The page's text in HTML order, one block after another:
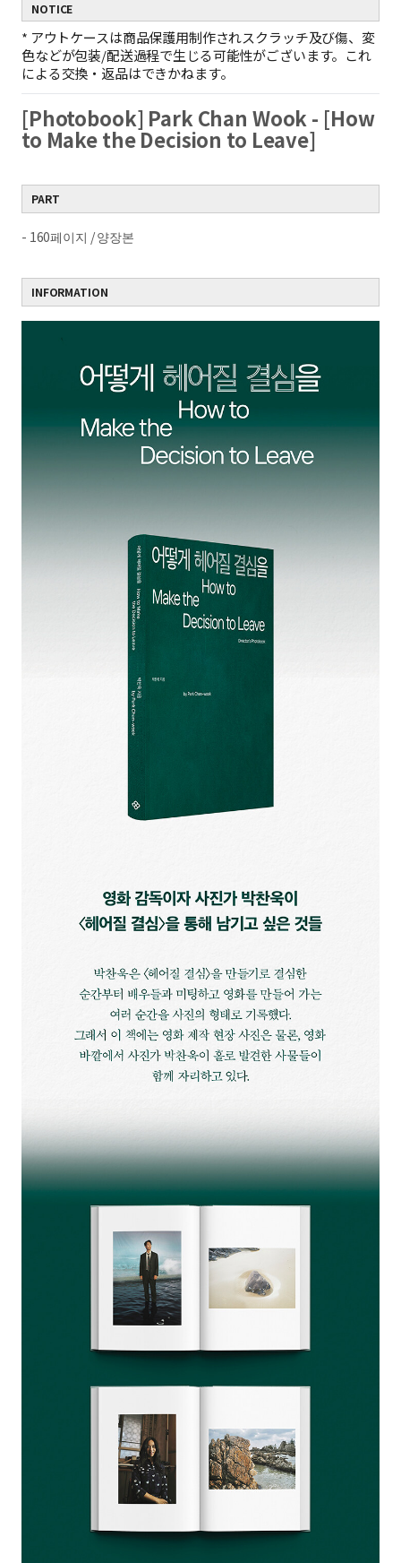
NOTICE
* アウトケースは商品保護用制作されスクラッチ及び傷、変
色などが包装/配送過程で生じる可能性がございます。これ
による交換・返品はできかねます。
[Photobook] Park Chan Wook - [How
to Make the Decision to Leave]
PART
- 160페이지 / 양장본
INFORMATION